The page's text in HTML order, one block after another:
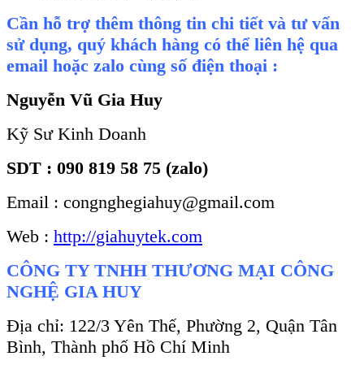
Cần hỗ trợ thêm thông tin chi tiết và tư vấn
sử dụng, quý khách hàng có thể liên hệ qua
email hoặc zalo cùng số điện thoại :
Nguyễn Vũ Gia Huy
Kỹ Sư Kinh Doanh
SDT : 090 819 58 75 (zalo)
Email : congnghegiahuy@gmail.com
Web : http://giahuytek.com
CÔNG TY TNHH THƯƠNG MẠI CÔNG
NGHỆ GIA HUY
Địa chỉ: 122/3 Yên Thế, Phường 2, Quận Tân
Bình, Thành phố Hồ Chí Minh